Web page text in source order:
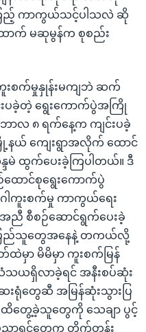
ည့် ကာကွယ်သင့်ပါသလဲ ဆို
ောက် မဆုမွန်က စုစည်း
ကူးစက်မှုနှုန်းမကျဘဲ ဆက်
င်းပခဲ့တဲ့ ရွေးကောက်ပွဲအကြို
ာလ ၈ ရက်နေ့က ကျင်းပခဲ့
နယ် ကျေးရွာအလိုက် ထောင်
မဲ ထွက်ပေးခဲ့ကြပါတယ်။ ဒီ
ောင်စုရွေးကောက်ပွဲ
ါကူးစက်မှု ကာကွယ်ရေး
အညီ စီစဉ်ဆောင်ရွက်ပေးခဲ့
ြည်သူတွေအနေနဲ့ တကယ်လို့
မှာ မိမိမှာ ကူးစက်မြန်
သယရှိလာခဲ့ရင် အနီးစပ်ဆုံး
းရုံတွေဆီ အမြန်ဆုံးသွားပြ
ထိတွေ့ခဲ့သူတွေကို သေချာ ပွင့်
ပညာရှင်တွေက တိုက်တွန်း